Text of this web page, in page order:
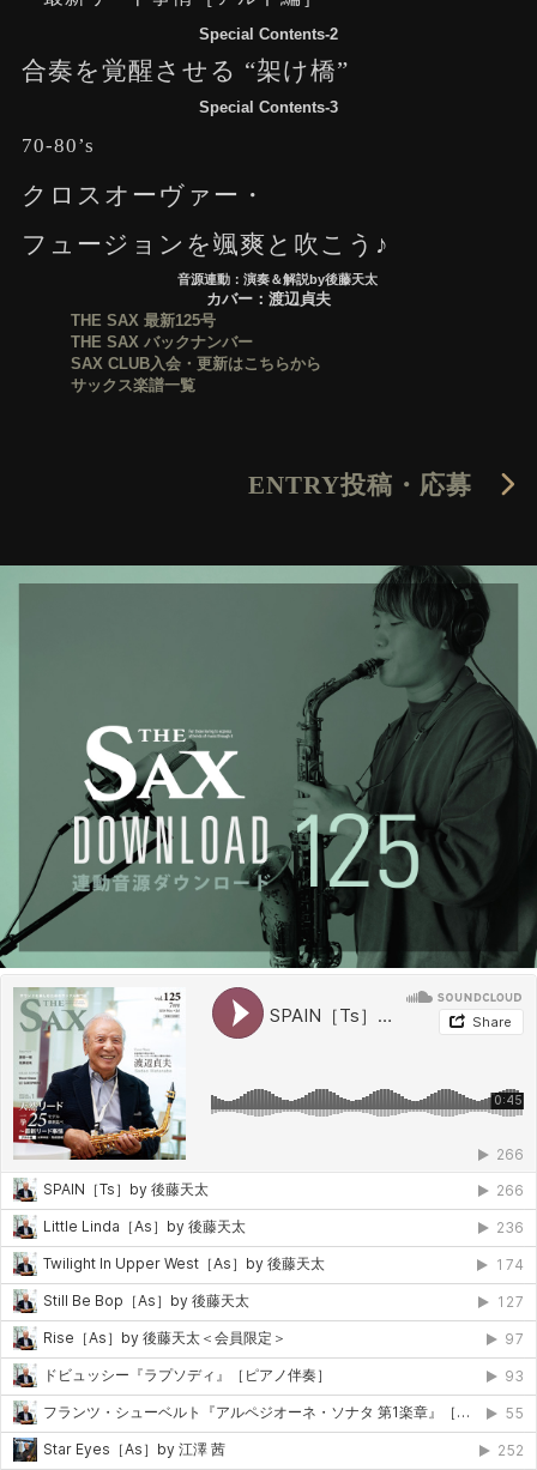
Special Contents-2
合奏を覚醒させる “架け橋”
Special Contents-3
70-80’s
クロスオーヴァー・
フュージョンを颯爽と吹こう♪
音源連動：演奏＆解説by後藤天太
カバー：渡辺貞夫
THE SAX 最新125号
THE SAX バックナンバー
SAX CLUB入会・更新はこちらから
サックス楽譜一覧
ENTRY投稿・応募